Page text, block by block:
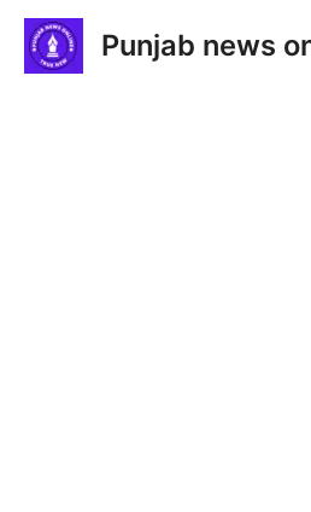
Skip
content
Punjab news